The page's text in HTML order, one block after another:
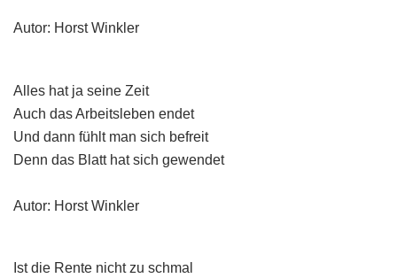
Autor: Horst Winkler
Alles hat ja seine Zeit
Auch das Arbeitsleben endet
Und dann fühlt man sich befreit
Denn das Blatt hat sich gewendet
Autor: Horst Winkler
Ist die Rente nicht zu schmal